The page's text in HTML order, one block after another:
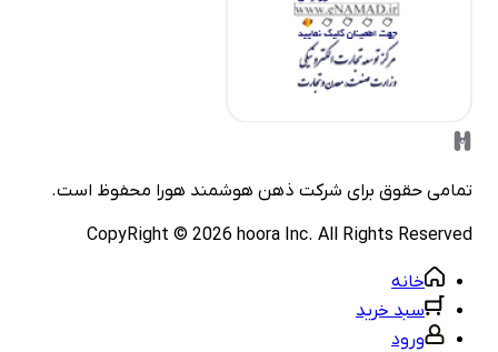
حقوق برای شرکت ذهن هوشمند هورامحفوظ است.
CopyRight ©2026 hoora Inc. All Rights
خانه
سبد خرید
ورود